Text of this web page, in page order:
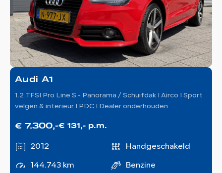
Audi A1
1.2 TFSI Pro Line S - Panorama / Schuifdak I Airco I Sport
velgen & interieur I PDC I Dealer onderhouden
€ 7.300,-€ 131,- p.m.
2012 Handgeschakeld
144.743 km Benzine